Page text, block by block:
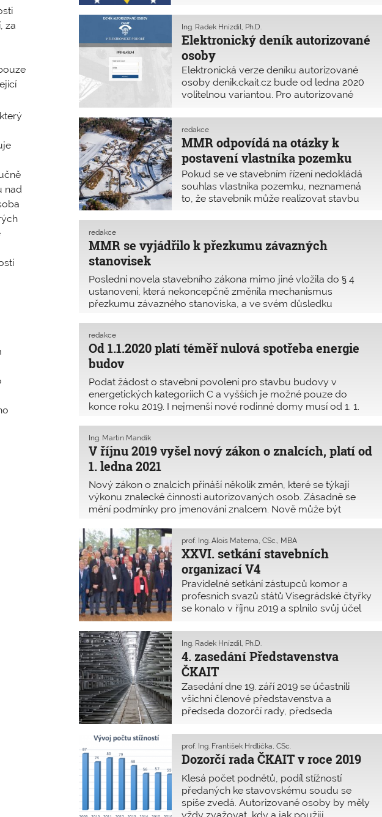
za
nad
spoléhat.
Elektronický deník autorizované
osoby
Ing. Radek Hnízdil, Ph.D.
Elektronická verze deníku autorizované
osoby denik.ckait.cz bude od ledna 2020
volitelnou variantou. Pro autorizované
v listinné podobě, se nic nemění.
MMR odpovídá na otázky k
postavení vlastníka pozemku
podle § 184a stavebního zákona
ve stavebním řízení
redakce
Pokud se ve stavebním řízení nedokládá
souhlas vlastníka pozemku, neznamená
to, že stavebník může realizovat stavbu
titulu. Problematiku vysvětluje metodická
MMR se vyjádřilo k přezkumu závazných
stanovisek
redakce
Poslední novela stavebního zákona mimo jiné vložila do § 4
ustanovení, která nekoncepčně změnila mechanismus
přezkumu závazného stanoviska, a ve svém důsledku
stanovisek v režimu stavebního zákona zahájit nejpozději v
průběhu odvolacího řízení nebo nejpozději do jednoho roku
od jeho vydání, podle toho, která z těchto lhůt uplyne dříve.
Od 1.1.2020 platí téměř nulová spotřeba energie
budov
redakce
Podat žádost o stavební povolení pro stavbu budovy v
energetických kategoriích C a vyšších je možné pouze do
konce roku 2019. I nejmenší nové rodinné domy musí od 1. 1.
pokrývat obnovitelné zdroje energie (OZE). Požadavky definuje
vyhláška č. 78/2013 Sb., o energetické náročnosti budov.
V říjnu 2019 vyšel nový zákon o znalcích, platí od
1. ledna 2021
Ing. Martin Mandík
Nový zákon o znalcích přináší několik změn, které se týkají
výkonu znalecké činnosti autorizovaných osob. Zásadně se
mění podmínky pro jmenování znalcem. Nově může být
vysokoškolské vzdělání odpovídajícího směru, zaměřené na
daný obor a dané odvětví, nejméně v magisterském studijním
programu. Výši znalečného bude nově řešit zřejmě až
prováděcí vyhláška.
XXVI. setkání stavebních
organizací V4
prof. Ing. Alois Materna, CSc., MBA
Pravidelné setkání zástupců komor a
profesních svazů států Visegrádské čtyřky
se konalo v říjnu 2019 a splnilo svůj účel
profese v sousedních zemích.
4. zasedání Představenstva
ČKAIT
Ing. Radek Hnízdil, Ph.D.
Zasedání dne 19. září 2019 se účastnili
všichni členové představenstva a
předseda dozorčí rady, předseda
rady, ekonomický mandatář a ředitel
Kanceláře ČKAIT.
Dozorčí rada ČKAIT v roce 2019
prof. Ing. František Hrdlička, CSc.
Klesá počet podnětů, podíl stížností
předaných ke stavovskému soudu se
spíše zvedá. Autorizované osoby by měly